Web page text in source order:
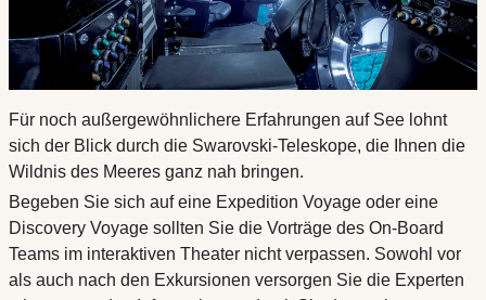
Für noch außergewöhnlichere Erfahrungen auf See lohnt
sich der Blick durch die Swarovski-Teleskope, die Ihnen die
Wildnis des Meeres ganz nah bringen.
Begeben Sie sich auf eine Expedition Voyage oder eine
Discovery Voyage sollten Sie die Vorträge des On-Board
Teams im interaktiven Theater nicht verpassen. Sowohl vor
als auch nach den Exkursionen versorgen Sie die Experten